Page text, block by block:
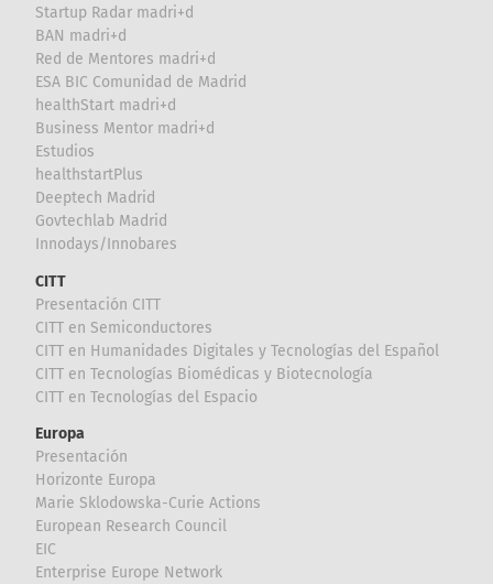
Startup Radar madri+d
BAN madri+d
Red de Mentores madri+d
ESA BIC Comunidad de Madrid
healthStart madri+d
Business Mentor madri+d
Estudios
healthstartPlus
Deeptech Madrid
Govtechlab Madrid
Innodays/Innobares
CITT
Presentación CITT
CITT en Semiconductores
CITT en Humanidades Digitales y Tecnologías del Español
CITT en Tecnologías Biomédicas y Biotecnología
CITT en Tecnologías del Espacio
Europa
Presentación
Horizonte Europa
Marie Sklodowska-Curie Actions
European Research Council
EIC
Enterprise Europe Network